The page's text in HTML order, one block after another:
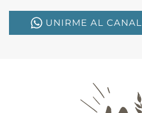
UNIRME AL CANAL